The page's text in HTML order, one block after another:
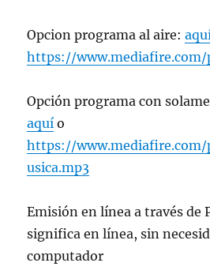
U.
de
Chile
Opcion programa al aire:
https://www.mediafire.com/
Opción programa con
aquí o
https://www.mediafire.com/
usica.mp3
Emisión en lí­nea a través de
significa en línea, sin
computador